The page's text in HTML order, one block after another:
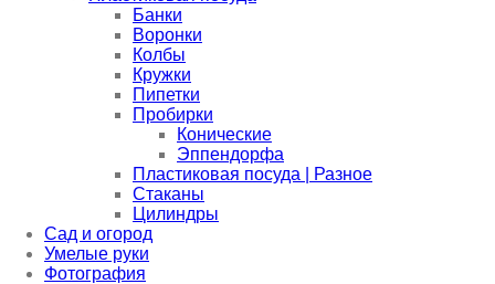
Банки
Воронки
Колбы
Кружки
Пипетки
Пробирки
Конические
Эппендорфа
Пластиковая посуда | Разное
Стаканы
Цилиндры
Сад и огород
Умелые руки
Фотография